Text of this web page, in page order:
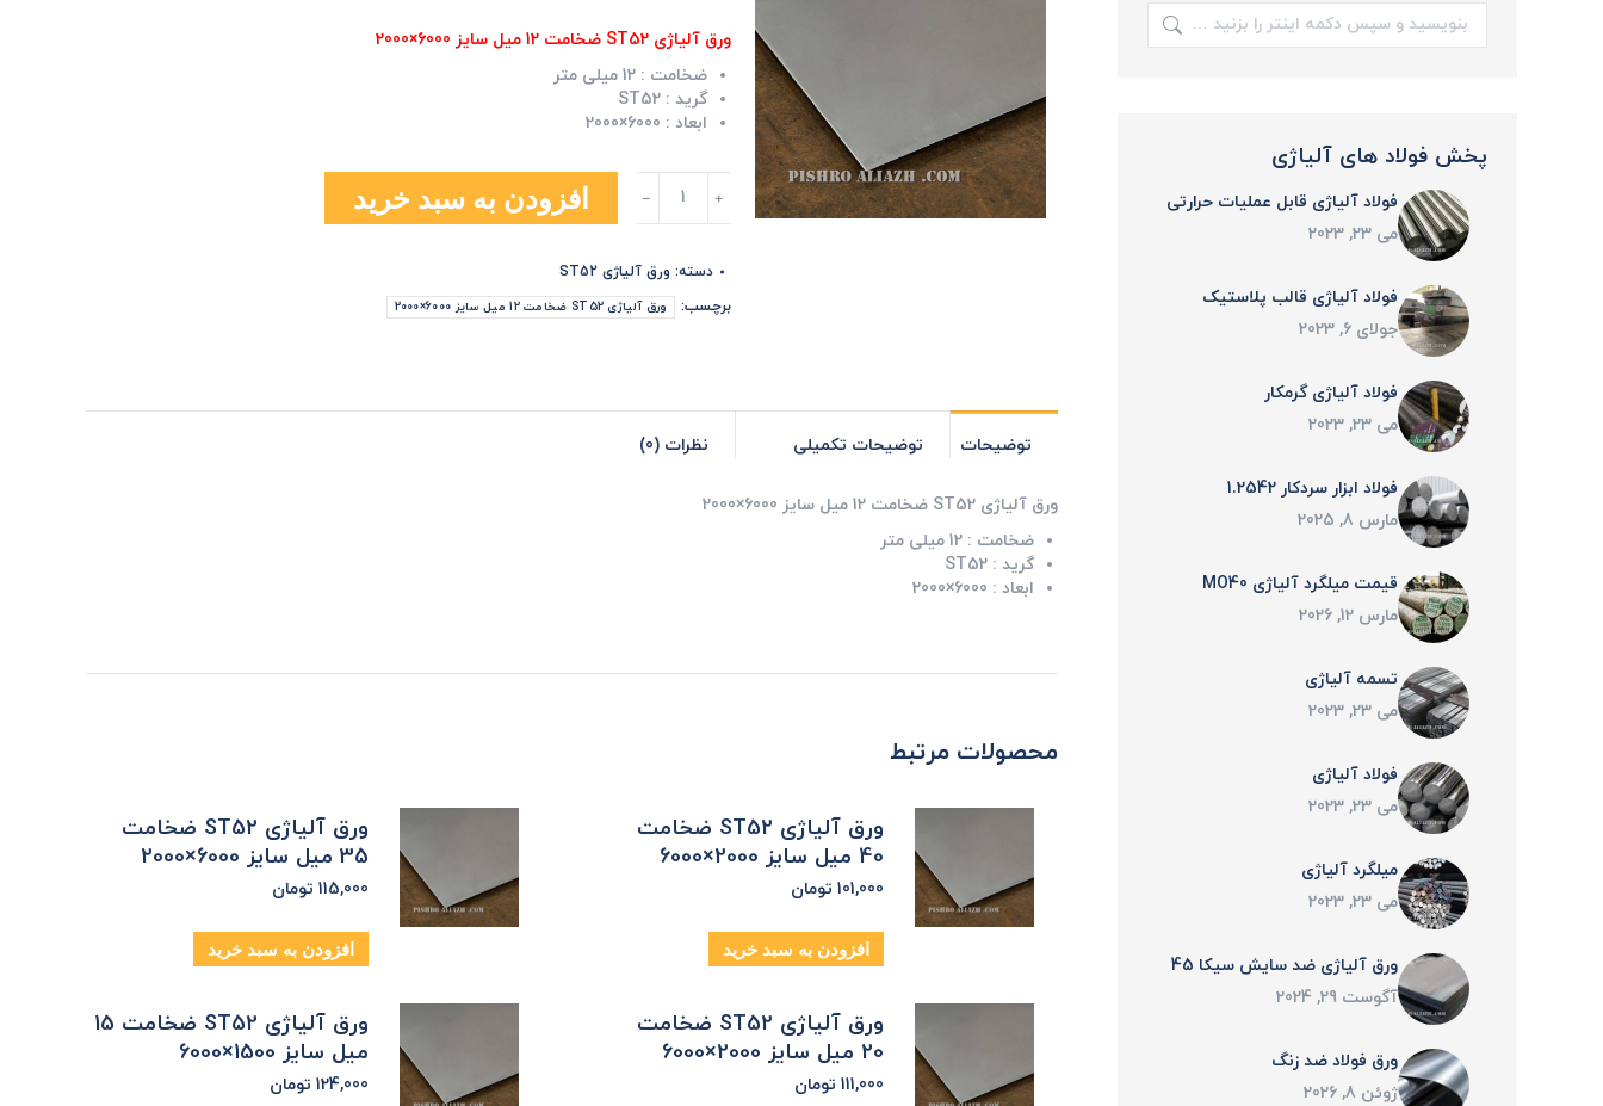
ورق آلیاژی ST52 ضخامت 12 میل سایز 6000×2000
ضخامت :12 میلی متر
گرید :ST52
ابعاد : 6000×2000
ورق
آلیاژی
افزودن به سبد خرید
دسته: ورق آلیاژی ST52
برچسب:
ورق آلیاژی ST52 ضخامت 12 میل سایز 6000×2000
توضیحات توضیحات تکمیلی نظرات (0)
ورق آلیاژی ST52 ضخامت 12 میل سایز 6000×2000
ضخامت : 12 میلی متر
گرید : ST52
ابعاد : 6000×2000
محصولات مرتبط
ورق آلیاژی ST52 ضخامت
40 میل سایز 2000×6000
101,000 تومان
افزودن به سبد خرید
ورق آلیاژی ST52 ضخامت
35 میل سایز 6000×2000
115,000 تومان
افزودن به سبد خرید
ورق آلیاژی ST52 ضخامت
20 میل سایز 2000×6000
111,000 تومان
ورق آلیاژی ST52 ضخامت 15
میل سایز 1500×6000
124,000 تومان
جستجو:
پخش فولاد های آلیاژی
فولاد آلياژی قابل عمليات حرارتی
می 23, 2023
فولاد آلیاژی قالب پلاستیک
جولای 6, 2023
فولاد آلياژی گرمكار
می 23, 2023
فولاد ابزار سردکار 1.2542
مارس 8, 2025
قیمت میلگرد آلیاژی MO40
مارس 12, 2026
تسمه آلیاژی
می 23, 2023
فولاد آلیاژی
می 23, 2023
میلگرد آلیاژی
می 23, 2023
ورق‌ آلیاژی ضد سایش سیکا 45
آگوست 29, 2024
ورق فولاد ضد زنگ
ژوئن 8, 2026